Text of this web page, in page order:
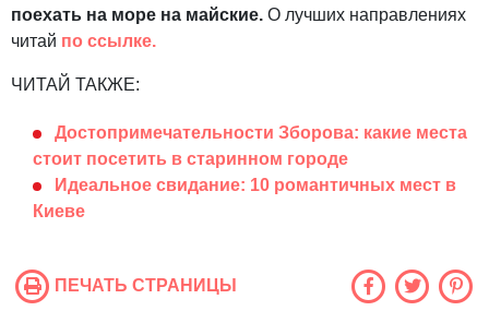
поехать на море на майские. О лучших направлениях
читай по ссылке.
ЧИТАЙ ТАКЖЕ:
Достопримечательности Зборова: какие места
стоит посетить в старинном городе
Идеальное свидание: 10 романтичных мест в
Киеве
ПЕЧАТЬ СТРАНИЦЫ